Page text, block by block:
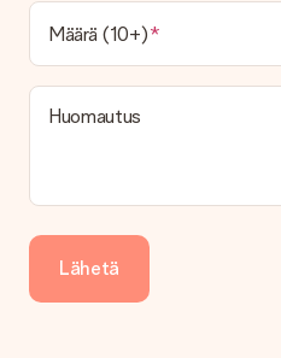
vaihtoehto tilauksesi kuuluu?
Maksu
Kuinka voin maksaa
Tarjoamme seuraavat
Saapunut lahja
Entä jos lahja ei ole täysin
Olemme syvästi pahoillamme,
Määrä (10+)
Huomautus
Lähetä